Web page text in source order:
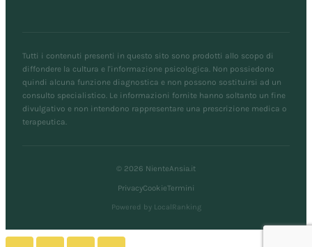
Tutti i contenuti presenti in questo sito sono prodotti allo scopo di
diffondere la cultura e l'informazione psicologica. Non possiedono
quindi alcuna funzione diagnostica e non possono sostituirsi ad un
consulto specialistico. Le informazioni fornite hanno soltanto un fine
divulgativo e non intendono rappresentare una prescrizione medica o
terapeutica.
© 2026 NienteAnsia.it
PrivacyCookieTermini
Powered by LocalRanking